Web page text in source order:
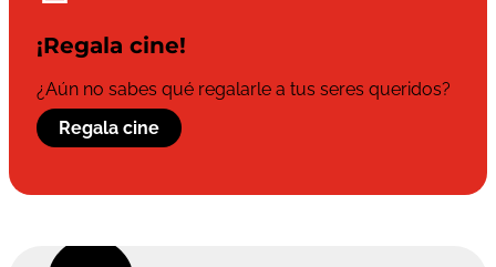
¡Regala cine!
¿Aún no sabes qué regalarle a tus seres queridos?
Regala cine